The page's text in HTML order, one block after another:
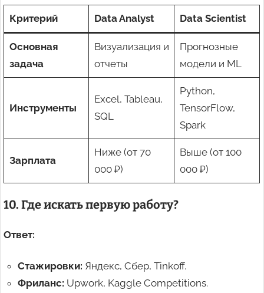
Критерий Data Analyst Data Scientist
Основная
задача
Визуализация и
отчеты
Прогнозные
модели и ML
Инструменты
Excel, Tableau,
SQL
Python,
TensorFlow,
Spark
Зарплата
Ниже (от 70
000 ₽)
Выше (от 100
000 ₽)
10. Где искать первую работу?
Ответ:
Стажировки: Яндекс, Сбер, Tinkoff.
Фриланс: Upwork, Kaggle Competitions.